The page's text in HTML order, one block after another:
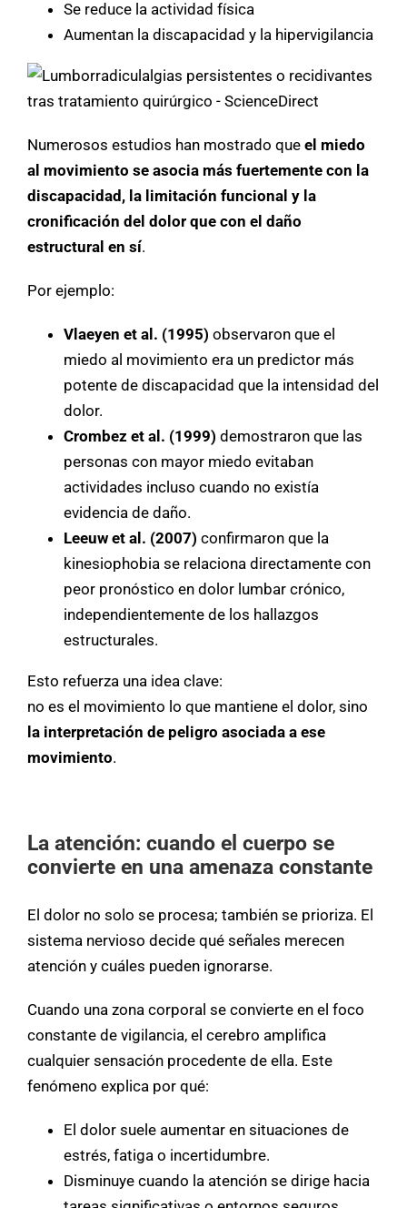
Se reduce la actividad física
Aumentan la discapacidad y la hipervigilancia
Numerosos estudios han mostrado que el miedo
al movimiento se asocia más fuertemente con la
discapacidad, la limitación funcional y la
cronificación del dolor que con el daño
estructural en sí.
Por ejemplo:
Vlaeyen et al. (1995) observaron que el
miedo al movimiento era un predictor más
potente de discapacidad que la intensidad del
dolor.
Crombez et al. (1999) demostraron que las
personas con mayor miedo evitaban
actividades incluso cuando no existía
evidencia de daño.
Leeuw et al. (2007) confirmaron que la
kinesiophobia se relaciona directamente con
peor pronóstico en dolor lumbar crónico,
independientemente de los hallazgos
estructurales.
Esto refuerza una idea clave:
no es el movimiento lo que mantiene el dolor, sino
la interpretación de peligro asociada a ese
movimiento.
La atención: cuando el cuerpo se
convierte en una amenaza constante
El dolor no solo se procesa; también se prioriza. El
sistema nervioso decide qué señales merecen
atención y cuáles pueden ignorarse.
Cuando una zona corporal se convierte en el foco
constante de vigilancia, el cerebro amplifica
cualquier sensación procedente de ella. Este
fenómeno explica por qué:
El dolor suele aumentar en situaciones de
estrés, fatiga o incertidumbre.
Disminuye cuando la atención se dirige hacia